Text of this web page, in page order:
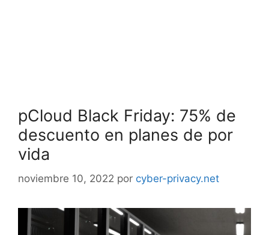
pCloud Black Friday: 75% de
descuento en planes de por
vida
noviembre 10, 2022 por cyber-privacy.net